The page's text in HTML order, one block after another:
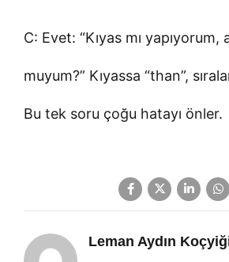
C: Evet: “Kıyas mı yapıyorum,
muyum?” Kıyassa “than”,
Bu tek soru çoğu hatayı önler.
Leman Aydın